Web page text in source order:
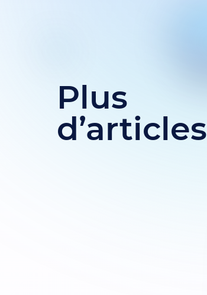
Plus
d’articles